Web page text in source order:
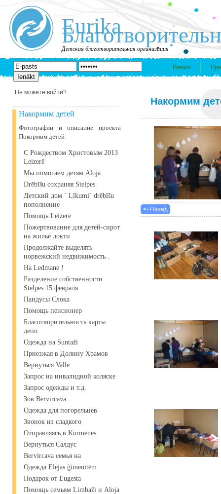
Eurika
Детская благотворительная организация
Начало
Не можете войти?
Накормим детей
Фотографии и описание проекта
Покормим детей
С Рождеством Христовым 2013
Leizerē
Мы помогаем детям Aloja
Drēbīšu сохраняя Stelpes
Детский дом ` Līkumi` drēbīšu
пополнение
Помощь Leizerē
Пожертвование для детей-сирот
на жилье локти
Продолжайте выделять
норвежский недвижимость .
На Ledmane !
Разделение собственности
Stelpes 15 февраля
Пандусы Слока
Помощь пенсионер
Благотворительность карты
депо
Одежда на Suntaži
Приезжая в Долину Храмов
Вернуться Valle
Запрос на инвалидной коляске
Запрос одежды и т.д.
Зов Bervircava
Одежда для погорельцев
Звонок из сладкого
Отправляясь в Kurmenes
Вернуться Салдус
Bervircava семья на
Одежда Elejas ģimenītēm
Подарок от Eugesta
Помощь семьям Limbaži и Aloja
Накормим
<- Назад